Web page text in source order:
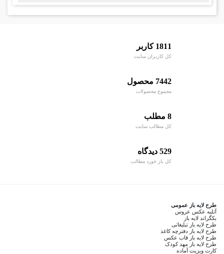
1811 کاربر
کل کاربران سایت
7442 محصول
مجموع محصولات
8 مطلب
کل مطالب سایت
529 دیدگاه
کل باز خورد مطالب
طرح لایه باز عمومی
آتلیه عکس عروس
بکگراند لایه باز
طرح لایه باز تبلیغاتی
طرح لایه باز دفترچه کاغذ
طرح لایه باز قاب عکس
طرح لایه باز مهد کودک
کارت ویزیت آماده